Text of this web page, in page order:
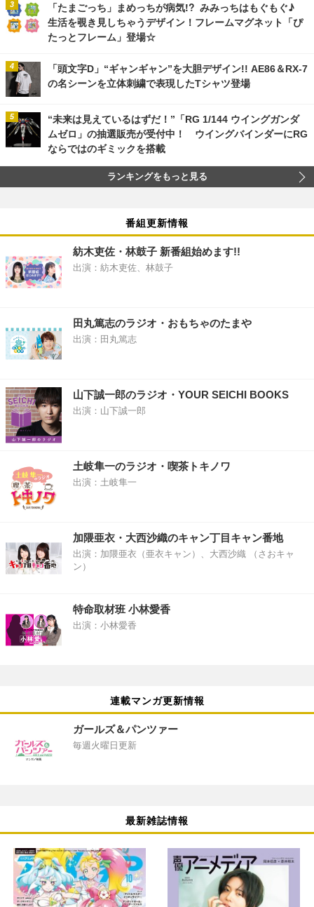
「たまごっち」まめっちが病気!? みみっちはもぐもぐ♪
生活を覗き見しちゃうデザイン！フレームマグネット「ぴ
たっとフレーム」登場☆
「頭文字D」“ギャンギャン”を大胆デザイン!! AE86＆RX-7
の名シーンを立体刺繍で表現したTシャツ登場
“未来は見えているはずだ！”「RG 1/144 ウイングガンダ
ムゼロ」の抽選販売が受付中！ ウイングバインダーにRG
ならではのギミックを搭載
ランキングをもっと見る
番組更新情報
紡木吏佐・林鼓子 新番組始めます!!
出演：紡木吏佐、林鼓子
田丸篤志のラジオ・おもちゃのたまや
出演：田丸篤志
山下誠一郎のラジオ・YOUR SEICHI BOOKS
出演：山下誠一郎
土岐隼一のラジオ・喫茶トキノワ
出演：土岐隼一
加隈亜衣・大西沙織のキャン丁目キャン番地
出演：加隈亜衣（亜衣キャン）、大西沙織 （さおキャ
ン）
特命取材班 小林愛香
出演：小林愛香
連載マンガ更新情報
ガールズ＆パンツァー
毎週火曜日更新
最新雑誌情報